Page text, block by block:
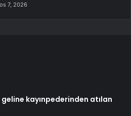
7, 2026
kayınpederinden atılan